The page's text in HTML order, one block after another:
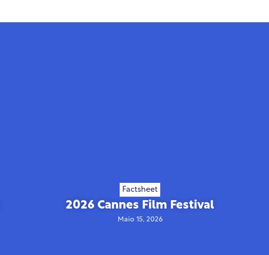
Factsheet
2026 Cannes Film Festival
Maio 15, 2026